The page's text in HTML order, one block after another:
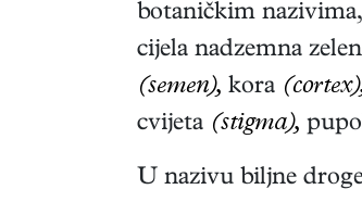
botaničkim
cijela nadzemna
(semen), kora
cvijeta (stigma),
U nazivu biljne